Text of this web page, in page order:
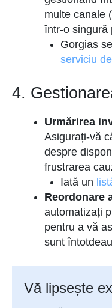
multe canale
într-o singură
Gorgias
serviciu
4.
Urmărirea
Asigurați-vă
despre
frustrarea
Iată un
Reordonare
automatizați
pentru a vă
sunt
Vă lipsește